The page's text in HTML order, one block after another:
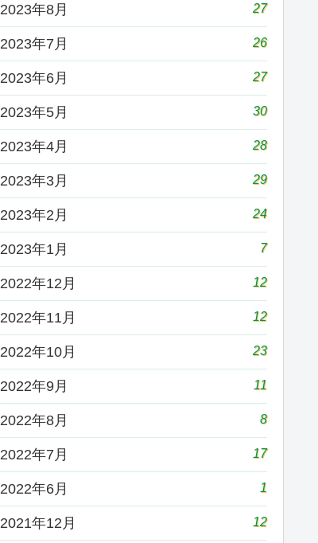
2023年8月 27
2023年7月 26
2023年6月 27
2023年5月 30
2023年4月 28
2023年3月 29
2023年2月 24
2023年1月 7
2022年12月 12
2022年11月 12
2022年10月 23
2022年9月 11
2022年8月 8
2022年7月 17
2022年6月 1
2021年12月 12